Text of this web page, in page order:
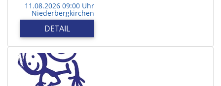
11.08.2026 09:00 Uhr
Niederbergkirchen
DETAIL